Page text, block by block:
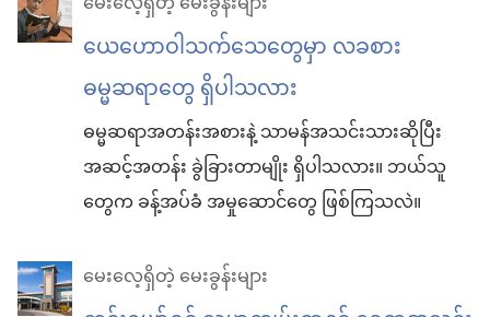
ယေဟောဝါသက်သေတွေမှာ လခစား
ဓမ္မဆရာတွေ ရှိပါသလား
ဓမ္မဆရာအတန်းအစားနဲ့ သာမန်အသင်းသားဆိုပြီး
အဆင့်အတန်း ခွဲခြားတာမျိုး ရှိပါသလား။ ဘယ်သူ
တွေက ခန့်အပ်ခံ အမှုဆောင်တွေ ဖြစ်ကြသလဲ။
မေးလေ့ရှိတဲ့ မေးခွန်းများ